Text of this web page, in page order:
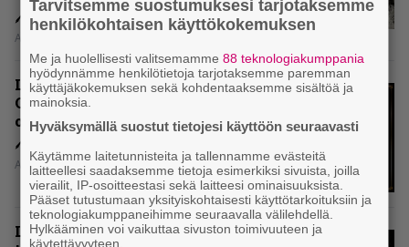
Aki Nuopponen
Levyarvio: Dirkschneider & The
Old Gang -albumista ei aina tiedä,
onko se tosissaan tehty vai ei
Aki Nuopponen
Levyarvio: Onko Steelbound jo
Tarvitsemme suostumuksesi tarjotaksemme
henkilökohtaisen käyttökokemuksen
Me ja huolellisesti valitsemamme88 teknologiakumppania
hyödynnämme henkilötietoja tarjotaksemme paremman
käyttäjäkokemuksen sekä kohdentaaksemme sisältöä ja
mainoksia.
Hyväksymällä suostut tietojesi käyttöön seuraavasti
Käytämme laitetunnisteita ja tallennamme evästeitä
laitteellesi saadaksemme tietoja esimerkiksi sivuista, joilla
vierailit, IP-osoitteestasi sekä laitteesi ominaisuuksista.
Pääset tutustumaan yksityiskohtaisesti käyttötarkoituksiin ja
teknologiakumppaneihimme seuraavalla välilehdellä.
Hylkääminen voi vaikuttaa sivuston toimivuuteen ja
käytettävyyteen.